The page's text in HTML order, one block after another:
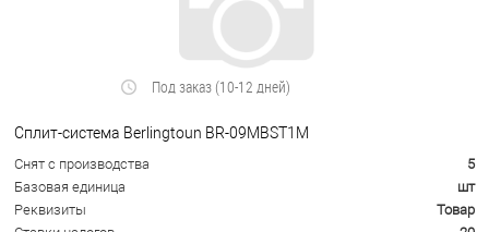
Под заказ (10-12 дней)
Сплит-система Berlingtoun BR-09MBST1M
Снят с производства
5
Базовая единица
шт
Реквизиты
Товар